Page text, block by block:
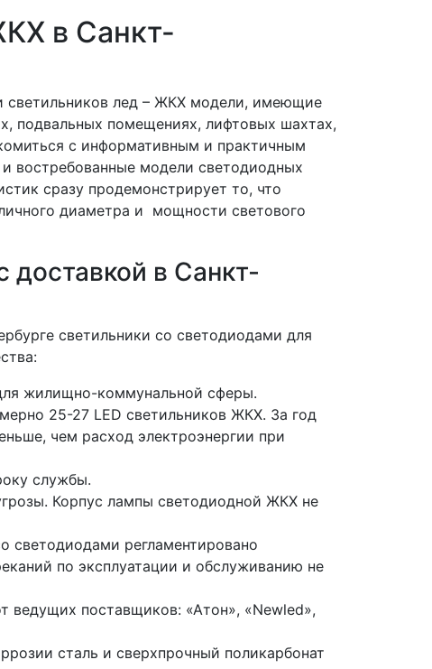
в Санкт-
светильников лед – ЖКХ модели, имеющие
подвальных помещениях, лифтовых шахтах,
с информативным и практичным
востребованные модели светодиодных
сразу продемонстрирует то, что
диаметра и мощности светового
в Санкт-
светильники со светодиодами для
жилищно-коммунальной сферы.
25-27 LED светильников ЖКХ. За год
чем расход электроэнергии при
службы.
Корпус лампы светодиодной ЖКХ не
светодиодами регламентировано
по эксплуатации и обслуживанию не
поставщиков: «Атон», «Newled»,
сталь и сверхпрочный поликарбонат